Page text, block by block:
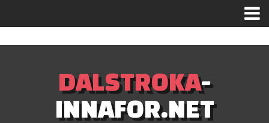
DALSTROKA-
INNAFOR.NET